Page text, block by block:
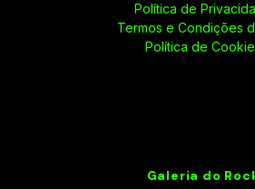
Política de
Termos e Condições
Política de
Galeria do